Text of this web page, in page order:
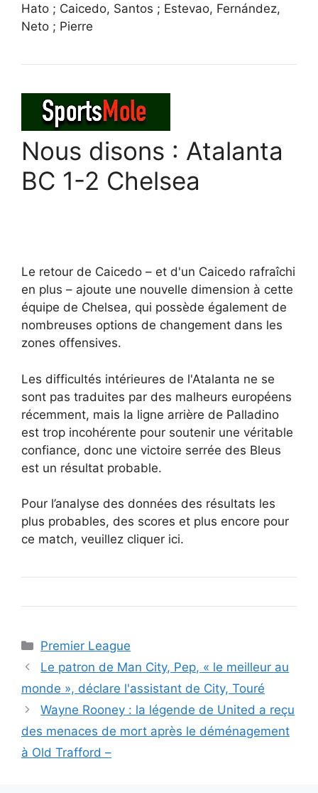
Hato ; Caicedo, Santos ; Estevao, Fernández,
Neto ; Pierre
Nous disons : Atalanta
BC 1-2 Chelsea
Le retour de Caicedo – et d'un Caicedo rafraîchi
en plus – ajoute une nouvelle dimension à cette
équipe de Chelsea, qui possède également de
nombreuses options de changement dans les
zones offensives.
Les difficultés intérieures de l'Atalanta ne se
sont pas traduites par des malheurs européens
récemment, mais la ligne arrière de Palladino
est trop incohérente pour soutenir une véritable
confiance, donc une victoire serrée des Bleus
est un résultat probable.
Pour l’analyse des données des résultats les
plus probables, des scores et plus encore pour
ce match, veuillez cliquer ici.
Catégories
Premier League
Le patron de Man City, Pep, « le meilleur au
monde », déclare l'assistant de City, Touré
Wayne Rooney : la légende de United a reçu
des menaces de mort après le déménagement
à Old Trafford –